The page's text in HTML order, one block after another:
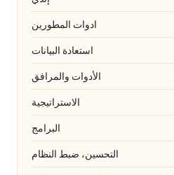
ادوات المطورين
استعادة البيانات
الأدوات والمرافق
الاستراتيجية
البرامج
التحسين، ضبط النظام